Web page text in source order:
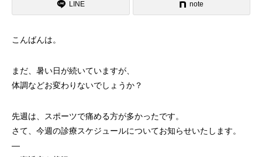
LINE note
こんばんは。
まだ、暑い日が続いていますが、
体調などお変わりないでしょうか？
先週は、スポーツで痛める方が多かったです。
さて、今週の診療スケジュールについてお知らせいたします。
—